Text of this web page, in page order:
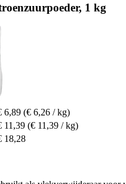
1 kg
6,89 (€ 6,26 / kg)
11,39 (€ 11,39 / kg)
18,28